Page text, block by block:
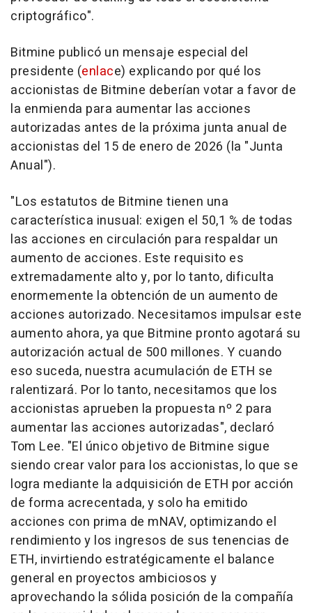
criptográfico".
Bitmine publicó un mensaje especial del
presidente (enlace) explicando por qué los
accionistas de Bitmine deberían votar a favor de
la enmienda para aumentar las acciones
autorizadas antes de la próxima junta anual de
accionistas del 15 de enero de 2026 (la "Junta
Anual").
"Los estatutos de Bitmine tienen una
característica inusual: exigen el 50,1 % de todas
las acciones en circulación para respaldar un
aumento de acciones. Este requisito es
extremadamente alto y, por lo tanto, dificulta
enormemente la obtención de un aumento de
acciones autorizado. Necesitamos impulsar este
aumento ahora, ya que Bitmine pronto agotará su
autorización actual de 500 millones. Y cuando
eso suceda, nuestra acumulación de ETH se
ralentizará. Por lo tanto, necesitamos que los
accionistas aprueben la propuesta nº 2 para
aumentar las acciones autorizadas", declaró
Tom Lee. "El único objetivo de Bitmine sigue
siendo crear valor para los accionistas, lo que se
logra mediante la adquisición de ETH por acción
de forma acrecentada, y solo ha emitido
acciones con prima de mNAV, optimizando el
rendimiento y los ingresos de sus tenencias de
ETH, invirtiendo estratégicamente el balance
general en proyectos ambiciosos y
aprovechando la sólida posición de la compañía